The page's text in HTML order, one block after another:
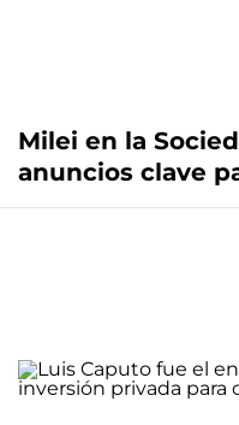
Milei en la
anuncios clave